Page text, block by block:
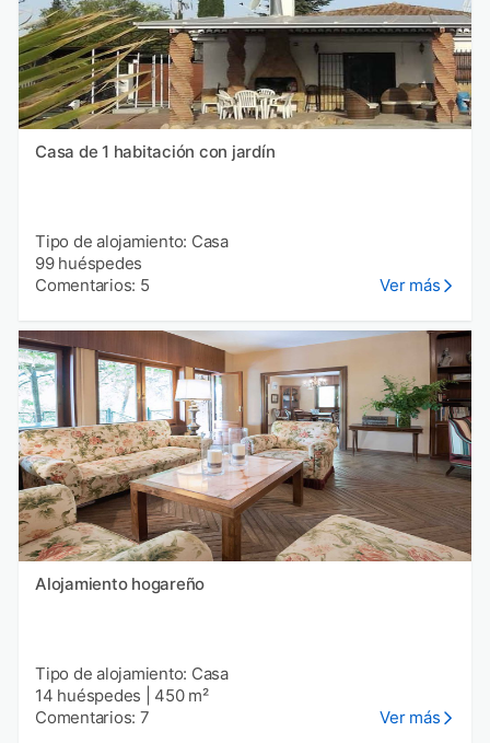
Casa de 1 habitación con jardín
Tipo de alojamiento: Casa
99 huéspedes
Comentarios: 5
Ver más
Alojamiento hogareño
Tipo de alojamiento: Casa
14 huéspedes
450 m²
Comentarios: 7
Ver más